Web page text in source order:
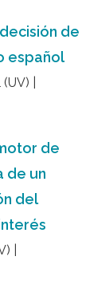
de
español
|
de
de un
del
|